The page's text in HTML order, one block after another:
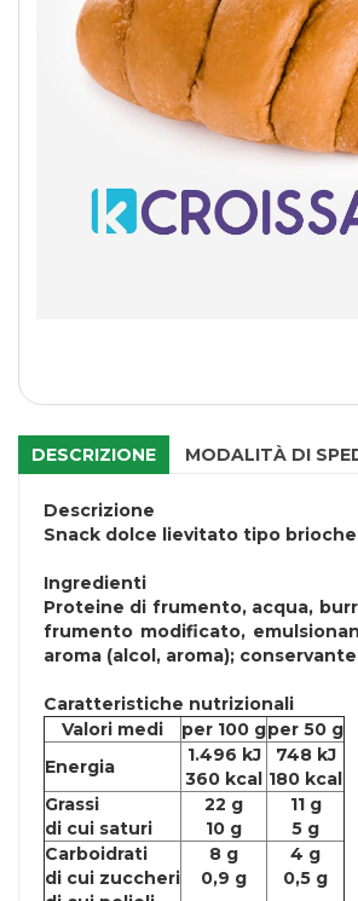
DESCRIZIONE MODALITÀ DI
Descrizione
Snack dolce lievitato tipo
Ingredienti
Proteine di frumento, acqua,
frumento modificato,
aroma (alcol, aroma);
Caratteristiche nutrizionali
Valori medi
per 100 gper 50 g
Energia
1.496 kJ
360 kcal
748 kJ
180 kcal
Grassi
di cui saturi
22 g
10 g
11 g
5 g
Carboidrati
di cui zuccheri
8 g
0,9 g
4 g
0,5 g